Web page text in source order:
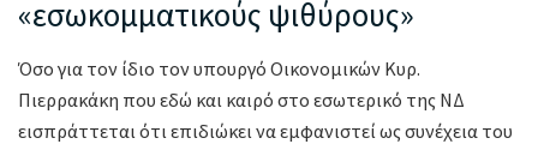
«εσωκομματικούς ψιθύρους»
Όσο για τον ίδιο τον υπουργό Οικονομικών Κυρ.
Πιερρακάκη που εδώ και καιρό στο εσωτερικό της ΝΔ
εισπράττεται ότι επιδιώκει να εμφανιστεί ως συνέχεια του